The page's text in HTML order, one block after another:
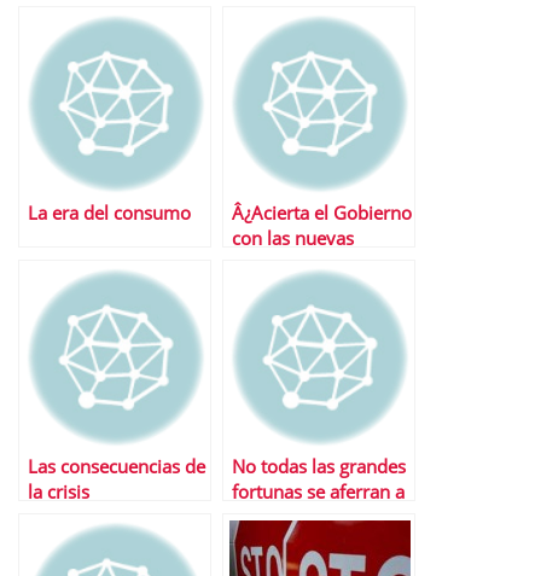
La era del consumo
Â¿Acierta el Gobierno
con las nuevas
Las consecuencias de
la crisis
No todas las grandes
fortunas se aferran a
sus sicavs